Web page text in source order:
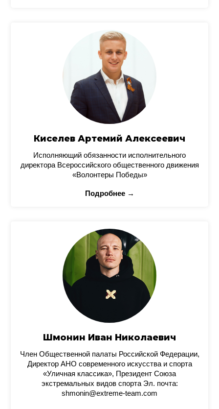
Киселев Артемий Алексеевич
Исполняющий обязанности исполнительного
директора Всероссийского общественного движения
«Волонтеры Победы»
Подробнее →
Шмонин Иван Николаевич
Член Общественной палаты Российской Федерации,
Директор АНО современного искусства и спорта
«Уличная классика», Президент Союза
экстремальных видов спорта Эл. почта:
shmonin@extreme-team.com